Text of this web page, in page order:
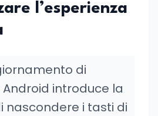
l’esperienza
di
introduce la
nascondere i tasti di